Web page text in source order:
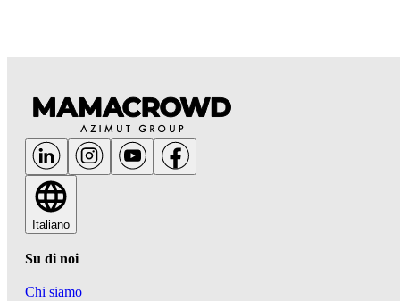
Italiano
Su di noi
Chi siamo